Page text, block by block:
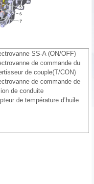
SS-A (ON/OFF)
de commande du
de couple(T/CON)
de commande de
de conduite
de température d’huile